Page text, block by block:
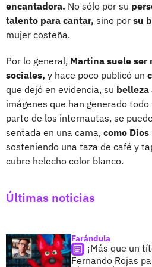
encantadora. No sólo por su
talento para cantar, sino por su
mujer costeña.
Por lo general, Martina suele ser
sociales, y hace poco publicó un
que dejó en evidencia, su belleza
imágenes que han generado
parte de los internautas, se
sentada en una cama, como
sosteniendo una taza de café y
cubre helecho color blanco.
Últimas noticias
Farándula
¡Más que un
Fernando Rojas